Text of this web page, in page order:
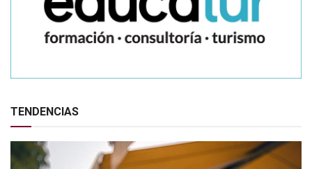
TENDENCIAS